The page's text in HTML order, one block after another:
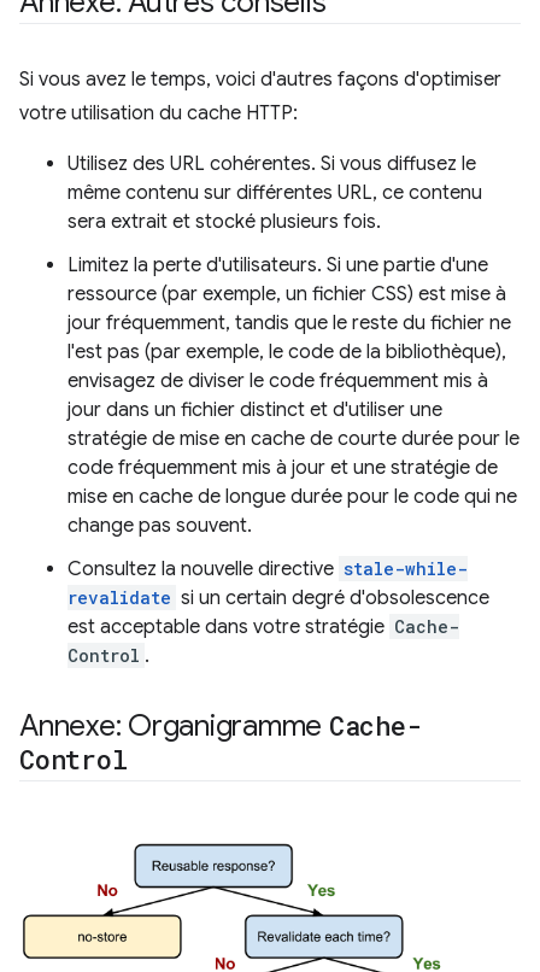
Si vous avez le temps, voici d'autres façons d'optimiser
votre utilisation du cache HTTP:
Utilisez des URL cohérentes. Si vous diffusez le
même contenu sur différentes URL, ce contenu
sera extrait et stocké plusieurs fois.
Limitez la perte d'utilisateurs. Si une partie d'une
ressource (par exemple, un fichier CSS) est mise à
jour fréquemment, tandis que le reste du fichier ne
l'est pas (par exemple, le code de la bibliothèque),
envisagez de diviser le code fréquemment mis à
jour dans un fichier distinct et d'utiliser une
stratégie de mise en cache de courte durée pour le
code fréquemment mis à jour et une stratégie de
mise en cache de longue durée pour le code qui ne
change pas souvent.
Consultez la nouvelle directive stale-while-
revalidate si un certain degré d'obsolescence
est acceptable dans votre stratégie Cache-
Control .
Annexe: Organigramme Cache-
Control